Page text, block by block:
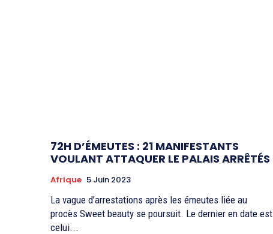
72H D’ÉMEUTES : 21 MANIFESTANTS
VOULANT ATTAQUER LE PALAIS ARRÊTÉS
Afrique 5 Juin 2023
La vague d’arrestations après les émeutes liée au
procès Sweet beauty se poursuit. Le dernier en date est
celui...